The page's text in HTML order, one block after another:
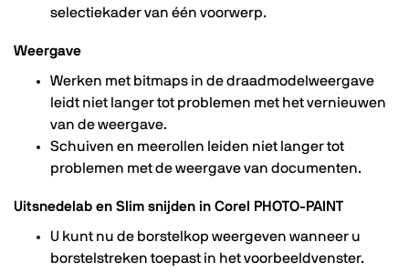
selectiekader van één voorwerp.
Weergave
Werken met bitmaps in de draadmodelweergave
leidt niet langer tot problemen met het vernieuwen
van de weergave.
Schuiven en meerollen leiden niet langer tot
problemen met de weergave van documenten.
Uitsnedelab en Slim snijden in Corel PHOTO-PAINT
U kunt nu de borstelkop weergeven wanneer u
borstelstreken toepast in het voorbeeldvenster.